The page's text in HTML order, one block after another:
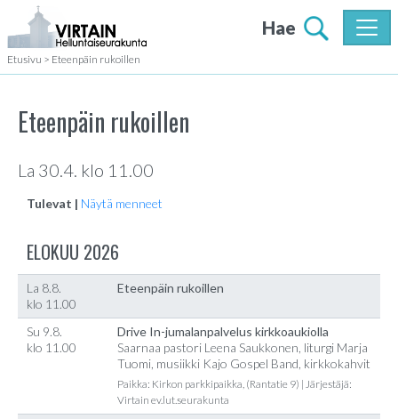
Hae
Etusivu > Eteenpäin rukoillen
Eteenpäin rukoillen
La 30.4. klo 11.00
Tulevat | Näytä menneet
ELOKUU 2026
La 8.8.
klo 11.00
Eteenpäin rukoillen
Su 9.8.
klo 11.00
Drive In-jumalanpalvelus kirkkoaukiolla
Saarnaa pastori Leena Saukkonen, liturgi Marja
Tuomi, musiikki Kajo Gospel Band, kirkkokahvit
Paikka: Kirkon parkkipaikka, (Rantatie 9) | Järjestäjä:
Virtain ev.lut.seurakunta